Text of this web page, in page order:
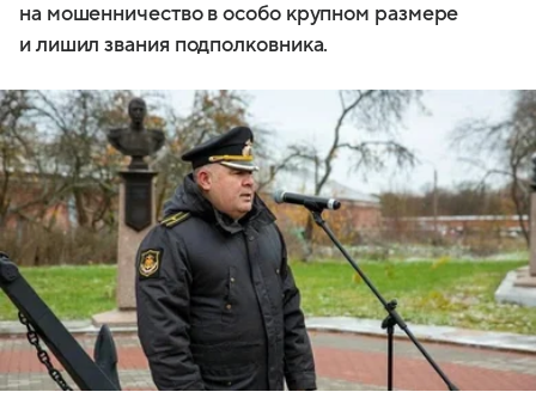
на мошенничество в особо крупном размере
и лишил звания подполковника.